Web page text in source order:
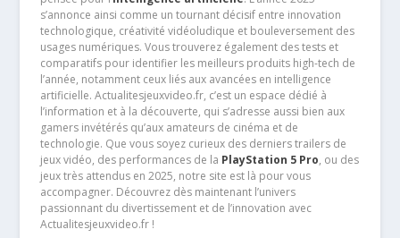
s’annonce ainsi comme un tournant décisif entre innovation
technologique, créativité vidéoludique et bouleversement des
usages numériques. Vous trouverez également des tests et
comparatifs pour identifier les meilleurs produits high-tech de
l’année, notamment ceux liés aux avancées en intelligence
artificielle. Actualitesjeuxvideo.fr, c’est un espace dédié à
l’information et à la découverte, qui s’adresse aussi bien aux
gamers invétérés qu’aux amateurs de cinéma et de
technologie. Que vous soyez curieux des derniers trailers de
jeux vidéo, des performances de la PlayStation 5 Pro, ou des
jeux très attendus en 2025, notre site est là pour vous
accompagner. Découvrez dès maintenant l’univers
passionnant du divertissement et de l’innovation avec
Actualitesjeuxvideo.fr !